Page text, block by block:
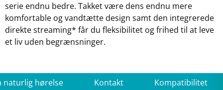
serie endnu bedre. Takket være dens endnu mere
komfortable og vandtætte design samt den integrerede
direkte streaming* får du fleksibilitet og frihed til at leve
et liv uden begrænsninger.
naturlig hørelse Kontakt Kompatibilitet